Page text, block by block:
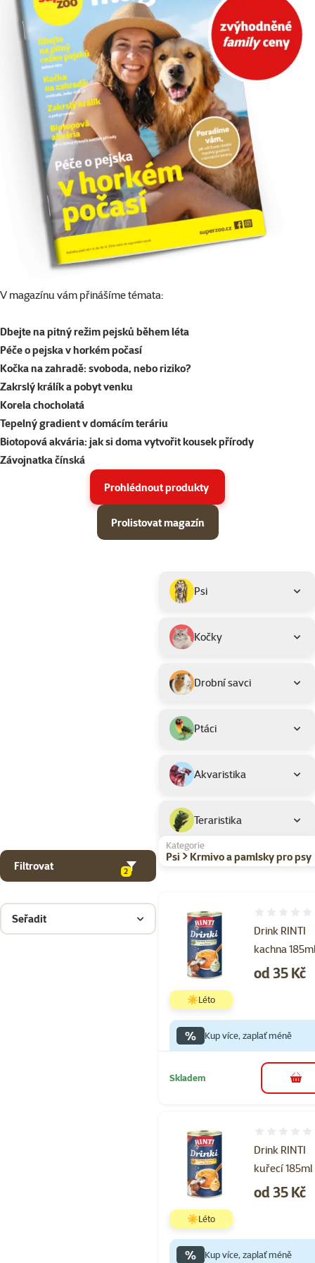
V magazínu vám přinášíme témata:
Dbejte na pitný režim pejsků během léta
Péče o pejska v horkém počasí
Kočka na zahradě: svoboda, nebo riziko?
Zakrslý králík a pobyt venku
Korela chocholatá
Tepelný gradient v domácím teráriu
Biotopová akvária: jak si doma vytvořit kousek přírody
Závojnatka čínská
Prohlédnout produkty
Prolistovat magazín
Podkategorie
Psi
Kočky
Drobní savci
Ptáci
Akvaristika
Teraristika
Filtrovat 2
Kategorie
Psi > Krmivo a pamlsky pro psy
Seřadit
Drink RINTI
kachna
Cena
od 35 Kč
☀️Léto
% Kup více, zaplať méně
Skladem do
Drink RINTI
kuřecí 185ml
Cena
od 35 Kč
☀️Léto
% Kup více, zaplať méně